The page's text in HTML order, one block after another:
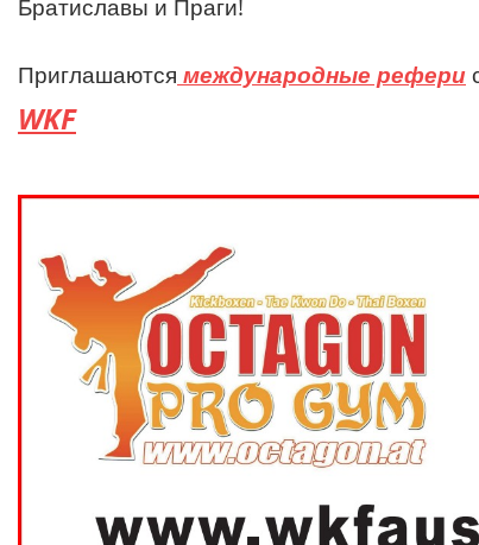
Братиславы и Праги!
Приглашаются международные рефери
WKF